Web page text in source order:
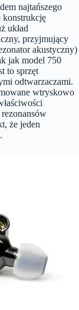
najtańszego
konstrukcję
układ
przyjmujący
akustyczny)
jak model 750
to sprzęt
odtwarzaczami.
wtryskowo
że jeden